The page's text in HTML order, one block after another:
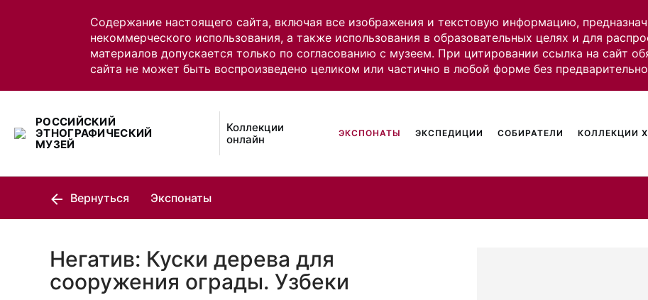
Содержание настоящего сайта, включая все изображения и текстовую информацию,
некоммерческого использования, а также использования в образовательных целях и для
материалов допускается только по согласованию с музеем. При цитировании ссылка на сайт
сайта не может быть воспроизведено целиком или частично в любой форме без
РОССИЙСКИЙ
ЭТНОГРАФИЧЕСКИЙ
МУЗЕЙ
Коллекции
онлайн
ЭКСПОНАТЫ ЭКСПЕДИЦИИ СОБИРАТЕЛИ КОЛЛЕКЦИИ
Вернуться Экспонаты
Негатив: Куски дерева для
сооружения ограды. Узбеки